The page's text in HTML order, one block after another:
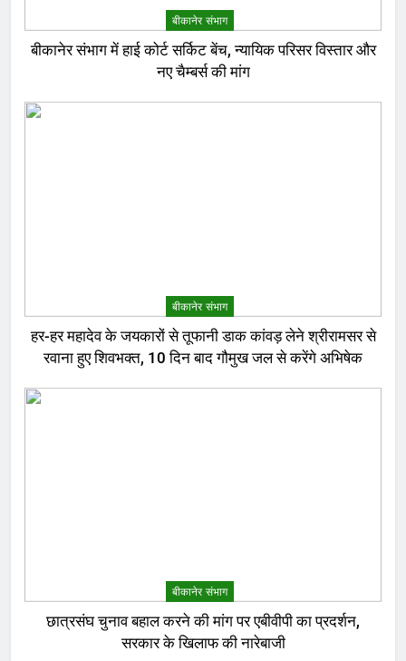
बीकानेर संभाग
बीकानेर संभाग में हाई कोर्ट सर्किट बेंच, न्यायिक परिसर विस्तार और
नए चैम्बर्स की मांग
बीकानेर संभाग
हर-हर महादेव के जयकारों से तूफानी डाक कांवड़ लेने श्रीरामसर से
रवाना हुए शिवभक्त, 10 दिन बाद गौमुख जल से करेंगे अभिषेक
बीकानेर संभाग
छात्रसंघ चुनाव बहाल करने की मांग पर एबीवीपी का प्रदर्शन,
सरकार के खिलाफ की नारेबाजी